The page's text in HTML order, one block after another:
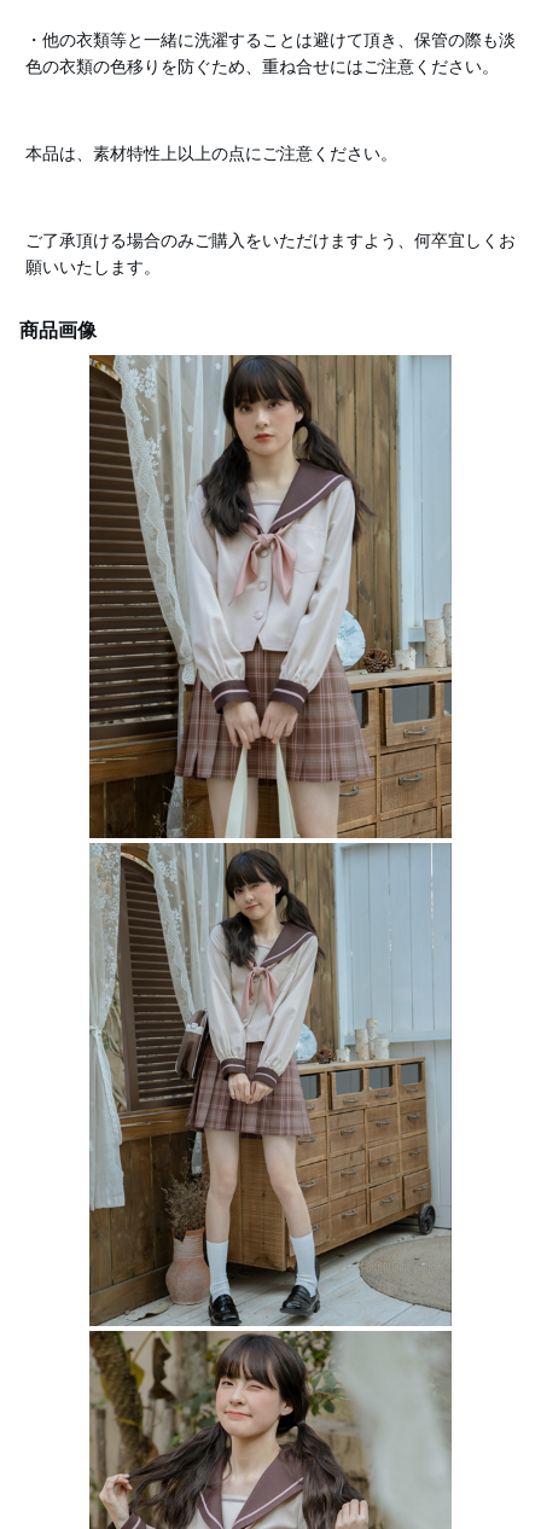
・他の衣類等と一緒に洗濯することは避けて頂き、保管の際も淡
色の衣類の色移りを防ぐため、重ね合せにはご注意ください。
本品は、素材特性上以上の点にご注意ください。
ご了承頂ける場合のみご購入をいただけますよう、何卒宜しくお
願いいたします。
商品画像